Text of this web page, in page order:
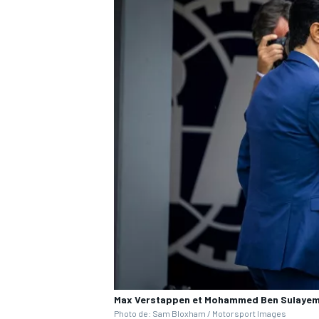
Max Verstappen et Mohammed Ben
Photo de: Sam Bloxham / Motorsport Images